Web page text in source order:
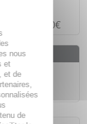
partir de 30€
24h*
nous
et
et de
de